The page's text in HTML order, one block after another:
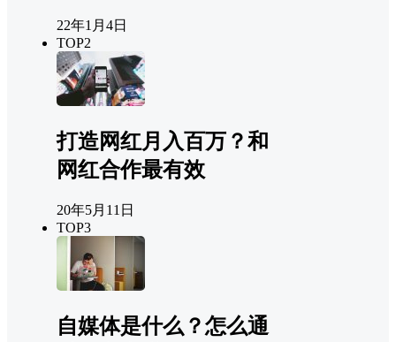
22年1月4日
TOP2
打造网红月入百万？和
网红合作最有效
20年5月11日
TOP3
自媒体是什么？怎么通